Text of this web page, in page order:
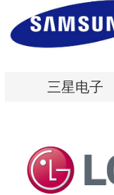
三星电子
三星电子